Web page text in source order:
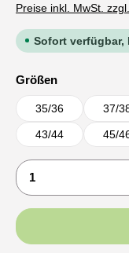
Preise inkl. MwSt.
Sofort verfügbar,
Größenauswählen
35/36 37/
43/44 45/
Produkt Anzahl: